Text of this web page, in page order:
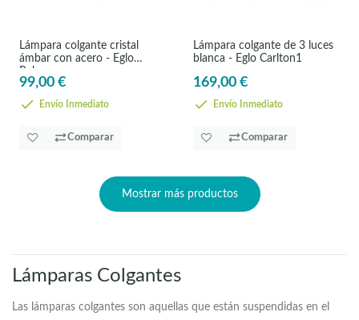
Lámpara colgante cristal
ámbar con acero - Eglo
Polverara
99,00 €
Envío Inmediato
Comparar
Lámpara colgante de 3 luces
blanca - Eglo Carlton1
169,00 €
Envío Inmediato
Comparar
Mostrar más productos
Lámparas Colgantes
Las lámparas colgantes son aquellas que están suspendidas en el